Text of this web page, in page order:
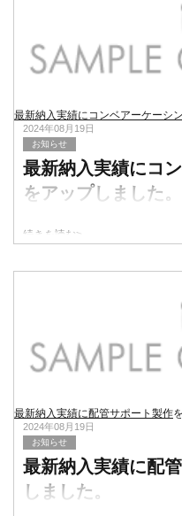
最新納入実績にコンベアーケーシ
2024年08月19日
お知らせ
最新納入実績にコ
をアップしました。
続きを読む>
最新納入実績に配管サポート製作
2024年08月19日
お知らせ
最新納入実績に配
しました。